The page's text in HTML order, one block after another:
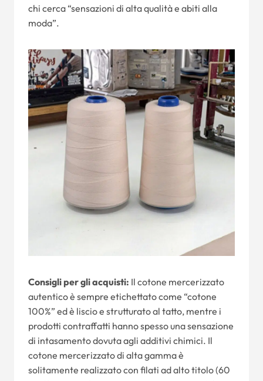
chi cerca “sensazioni di alta qualità e abiti alla
moda”.
Consigli per gli acquisti: Il cotone mercerizzato
autentico è sempre etichettato come “cotone
100%” ed è liscio e strutturato al tatto, mentre i
prodotti contraffatti hanno spesso una sensazione
di intasamento dovuta agli additivi chimici. Il
cotone mercerizzato di alta gamma è
solitamente realizzato con filati ad alto titolo (60